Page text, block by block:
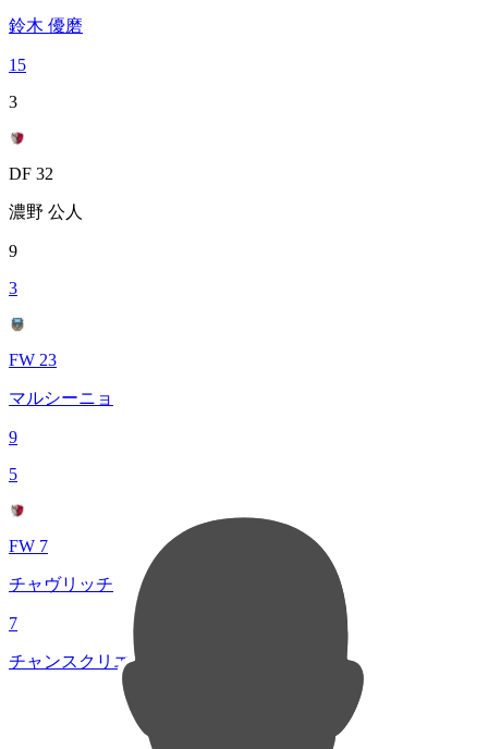
鈴木 優磨
15
3
DF 32
濃野 公人
9
3
FW 23
マルシーニョ
9
5
FW 7
チャヴリッチ
7
チャンスクリエイト総数